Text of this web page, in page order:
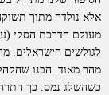
אלא נולדה מתוך
מעולם הדרכת הסקי
לגולשים הישראלים.
מהר מאוד. הבנו
כשהשלג נמס. כך